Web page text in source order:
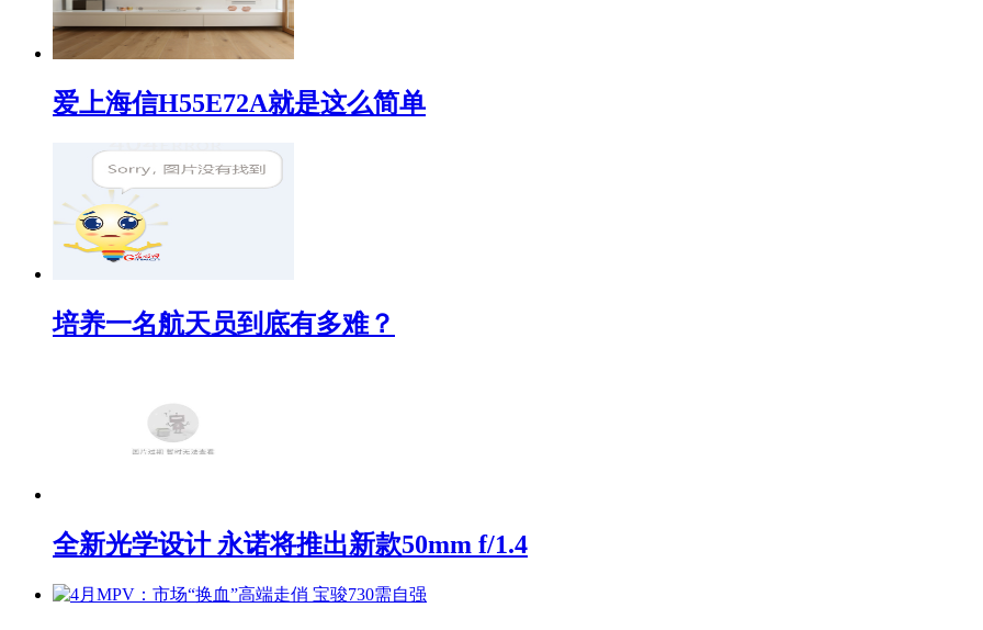
爱上海信H55E72A就是这么简单
培养一名航天员到底有多难？
全新光学设计 永诺将推出新款50mm f/1.4